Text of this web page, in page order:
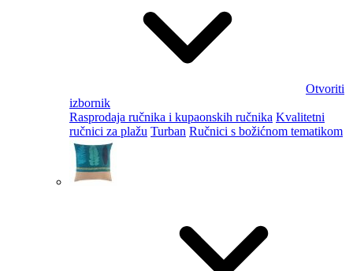
Otvoriti
izbornik
Rasprodaja ručnika i kupaonskih ručnika Kvalitetni
ručnici za plažu Turban Ručnici s božićnom tematikom